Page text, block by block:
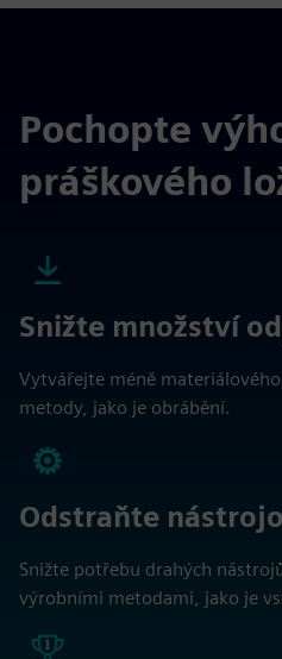
Pochopte
práškového
Snižte množství
Vytvářejte méně
metody, jako je obrábění.
Odstraňte
Snižte potřebu drahých
výrobními metodami, jako je